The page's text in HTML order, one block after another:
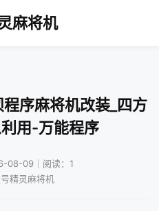
麻将机
序麻将机改装_四方
用-万能程序
08-09｜阅读：1
精灵麻将机